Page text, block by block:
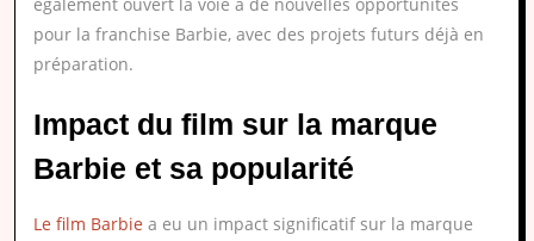
pour la franchise Barbie, avec des projets futurs déjà en
préparation.
Impact du film sur la marque
Barbie et sa popularité
Le film Barbie a eu un impact significatif sur la marque